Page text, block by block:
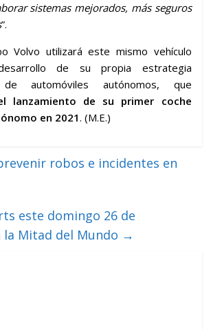
sistemas mejorados, más seguros
”.
Volvo utilizará este mismo vehículo
de su propia estrategia
de automóviles autónomos, que
lanzamiento de su primer coche
en 2021. (M.E.)
robos e incidentes en
este domingo 26 de
la Mitad del Mundo →